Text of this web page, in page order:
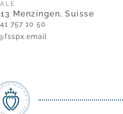
Menzingen, Suisse
757 10 50